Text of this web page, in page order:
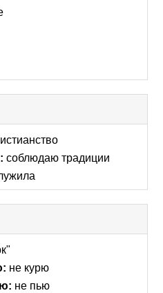
соблюдаю традиции
не курю
не пью